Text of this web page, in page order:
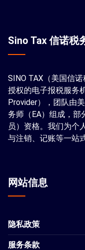
Sino Tax 信诺税
SINO TAX（美国信
授权的电子报税服务
Provider），团队由
务师（EA）组成，部
员）资格。我们为个
与注销、记账等一站
网站信息
隐私政策
服务条款